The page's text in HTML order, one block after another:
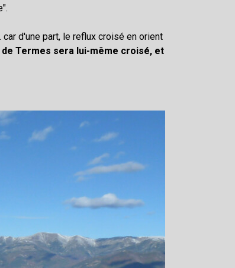
d'une part, le reflux croisé en orient
Termes sera lui-même croisé, et